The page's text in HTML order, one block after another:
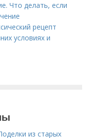
Что делать, если
рецепт
условиях и
из старых